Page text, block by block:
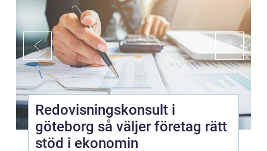
Redovisningskonsult i
göteborg så väljer företag rätt
stöd i ekonomin